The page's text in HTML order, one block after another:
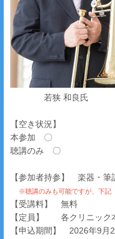
若狭 和良氏
【空き状況】
本参加 〇
聴講のみ 〇
【参加者持参】 楽器・筆
※聴講のみも可能ですが、下記
【受講料】 無料
【定員】 各クリニック
【申込期間】 2026年9月